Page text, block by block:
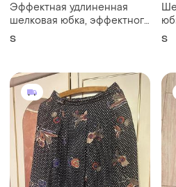
Эффектная удлиненная
шелковая юбка, эффектного
бежево розового цвета
S S